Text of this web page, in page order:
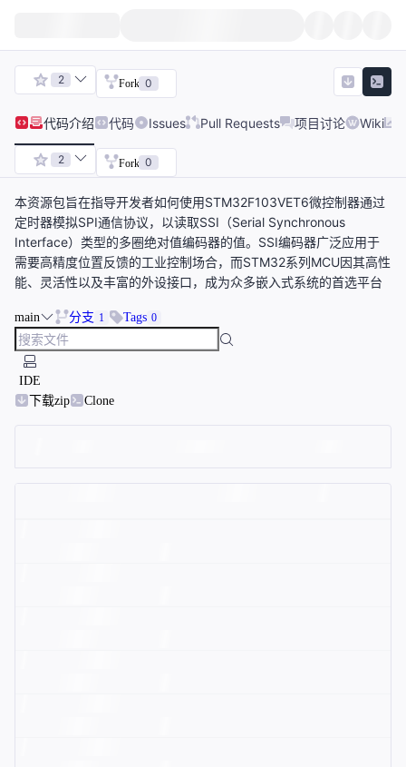
2 Fork 0
代码介绍 代码 Issues Pull Requests 项目讨论 Wiki
2 Fork 0
本资源包旨在指导开发者如何使用STM32F103VET6微控制器通过
定时器模拟SPI通信协议，以读取SSI（Serial Synchronous
Interface）类型的多圈绝对值编码器的值。SSI编码器广泛应用于
需要高精度位置反馈的工业控制场合，而STM32系列MCU因其高性
能、灵活性以及丰富的外设接口，成为众多嵌入式系统的首选平台
main 分支 1 Tags 0
IDE
下载zip
Clone